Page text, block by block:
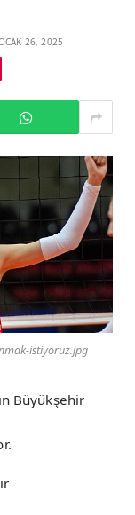
26, 2025
istiyoruz.jpg
Büyükşehir